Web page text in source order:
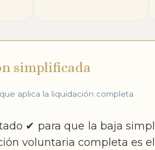
simplificada
aplica la liquidación completa
✔ para que la baja
voluntaria completa es